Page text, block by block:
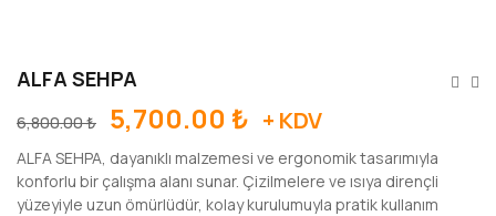
ALFA SEHPA
6,800.00₺ 5,700.00 ₺ + KDV
ALFA SEHPA, dayanıklı malzemesi ve ergonomik tasarımıyla
konforlu bir çalışma alanı sunar. Çizilmelere ve ısıya dirençli
yüzeyiyle uzun ömürlüdür, kolay kurulumuyla pratik kullanım